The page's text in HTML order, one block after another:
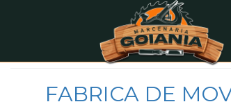
Categoria:
FABRICA DE